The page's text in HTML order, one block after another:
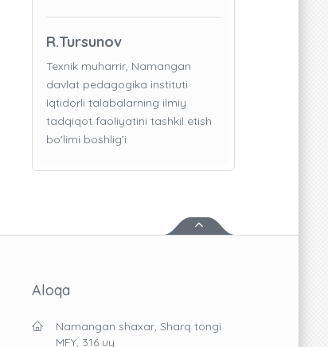
R.Tursunov
Texnik muharrir, Namangan
davlat pedagogika instituti
Iqtidorli talabalarning ilmiy
tadqiqot faoliyatini tashkil etish
bo'limi boshlig’i
Aloqa
Namangan shaxar, Sharq tongi
MFY, 316 uy